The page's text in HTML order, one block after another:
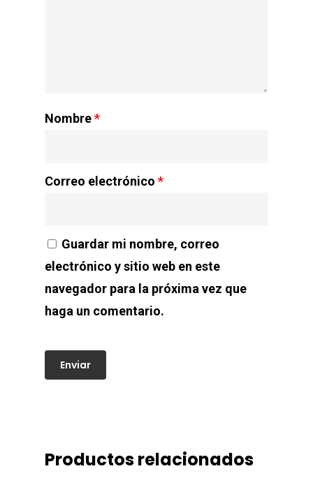
Nombre*
Correo electrónico *
Guardar mi nombre, correo
electrónico y sitio web en este
navegador para la próxima vez que
haga un comentario.
Productos relacionados